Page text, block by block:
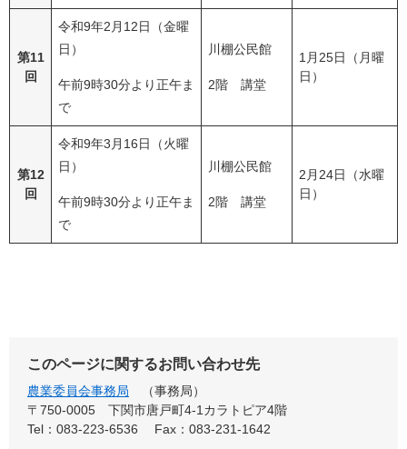
第11
回
令和9年2月12日（金曜
日）
午前9時30分より正午ま
で
川棚公民館
2階 講堂
1月25日（月曜
日）
第12
回
令和9年3月16日（火曜
日）
午前9時30分より正午ま
で
川棚公民館
2階 講堂
2月24日（水曜
日）
このページに関するお問い合わせ先
農業委員会事務局
事務局
〒750-0005
下関市唐戸町4-1カラトピア4階
Tel：083-223-6536
Fax：083-231-1642